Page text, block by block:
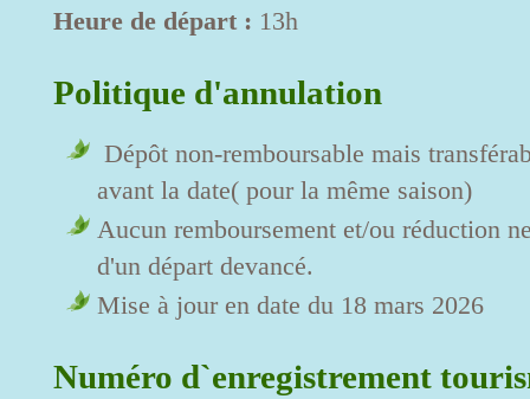
Heure de départ : 13h
Politique d'annulation
Dépôt non-remboursable mais
avant la date( pour la même saison)
Aucun remboursement et/ou réduction
d'un départ devancé.
Mise à jour en date du 18 mars 2026
Numéro d`enregistrement